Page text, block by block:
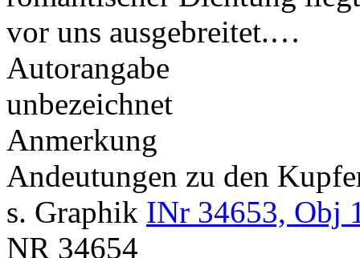
vor uns ausgebreitet.…
Autorangabe
unbezeichnet
Anmerkung
Andeutungen zu den
s. Graphik INr 34653, Obj
NR 34654